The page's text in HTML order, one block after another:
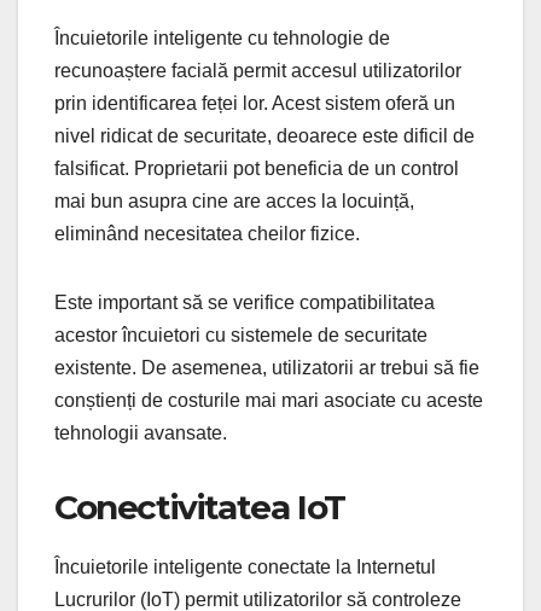
Încuietorile inteligente cu tehnologie de
recunoaștere facială permit accesul utilizatorilor
prin identificarea feței lor. Acest sistem oferă un
nivel ridicat de securitate, deoarece este dificil de
falsificat. Proprietarii pot beneficia de un control
mai bun asupra cine are acces la locuință,
eliminând necesitatea cheilor fizice.
Este important să se verifice compatibilitatea
acestor încuietori cu sistemele de securitate
existente. De asemenea, utilizatorii ar trebui să fie
conștienți de costurile mai mari asociate cu aceste
tehnologii avansate.
Conectivitatea IoT
Încuietorile inteligente conectate la Internetul
Lucrurilor (IoT) permit utilizatorilor să controleze